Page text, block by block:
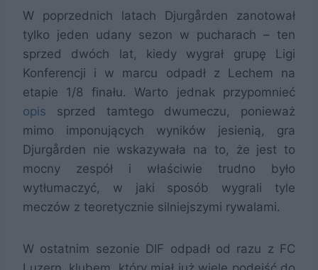
W poprzednich latach Djurgården zanotował
tylko jeden udany sezon w pucharach – ten
sprzed dwóch lat, kiedy wygrał grupę Ligi
Konferencji i w marcu odpadł z Lechem na
etapie 1/8 finału. Warto jednak przypomnieć
opis sprzed tamtego dwumeczu, ponieważ
mimo imponujących wyników jesienią, gra
Djurgården nie wskazywała na to, że jest to
mocny zespół i właściwie trudno było
wytłumaczyć, w jaki sposób wygrali tyle
meczów z teoretycznie silniejszymi rywalami.
W ostatnim sezonie DIF odpadł od razu z FC